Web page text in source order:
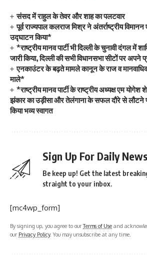
संसद में राहुल के तेवर और शाह का पलटवार
पूर्व राज्यपाल कलराज मिश्र ने अंतर्राष्ट्रीय
उद्घाटन किया*
*राष्ट्रीय मानव पार्टी भी दिल्ली के चुनावी दंगल में
जारी किया, दिल्ली की सभी विधानसभा सीटों पर अपने
एनकाउंटर के बढ़ते मामले कानून के राज व
माले*
*राष्ट्रीय मानव पार्टी के राष्ट्रीय अध्यक्ष एम
झंकार का उड़ीसा और तेलंगाना के सफल दौरे से लौटने
किया भव्य स्वागत
Sign Up For Daily
Be keep up! Get the latest
straight to your inbox.
[mc4wp_form]
By signing up, you agree to ourTerms of Use and
our Privacy Policy. You may unsubscribe at any time.